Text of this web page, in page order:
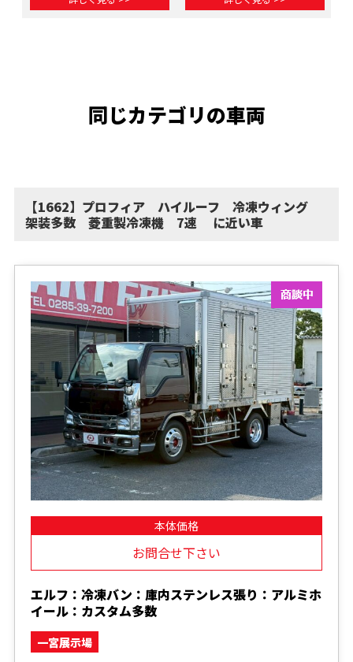
同じカテゴリの車両
【1662】プロフィア ハイルーフ 冷凍ウィング
架装多数 菱重製冷凍機 7速 に近い車
本体価格
お問合せ下さい
エルフ：冷凍バン：庫内ステンレス張り：アルミホ
イール：カスタム多数
一宮展示場